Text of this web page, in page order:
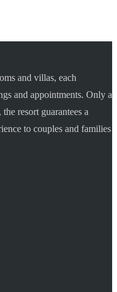
and villas, each
and appointments. Only a
resort guarantees a
to couples and families